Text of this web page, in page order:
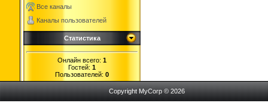
Все каналы
Каналы пользователей
Статистика
Онлайн всего: 1
Гостей: 1
Пользователей: 0
Copyright MyCorp © 2026